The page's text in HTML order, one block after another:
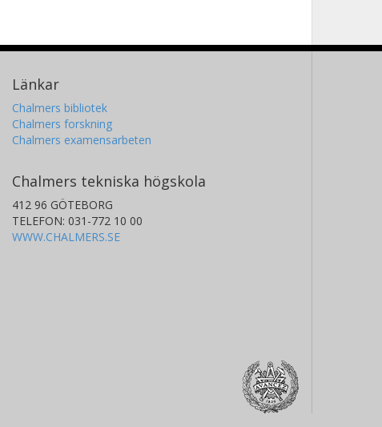
Länkar
Chalmers bibliotek
Chalmers forskning
Chalmers examensarbeten
Chalmers tekniska högskola
412 96 GÖTEBORG
TELEFON: 031-772 10 00
WWW.CHALMERS.SE